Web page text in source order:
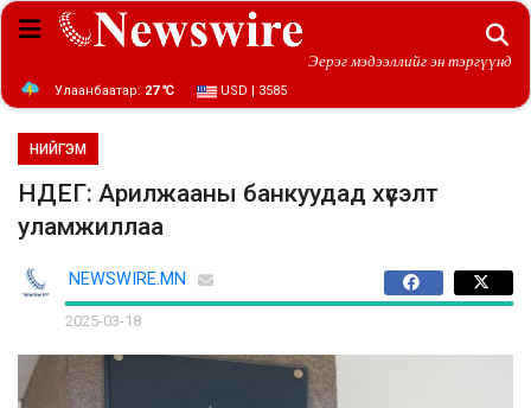
Эерэг мэдээллийг эн тэргүүнд
Улаанбаатар: 27 ℃ USD | 3585
НИЙГЭМ
НДЕГ: Арилжааны банкуудад хүсэлт
уламжиллаа
NEWSWIRE.MN
2025-03-18